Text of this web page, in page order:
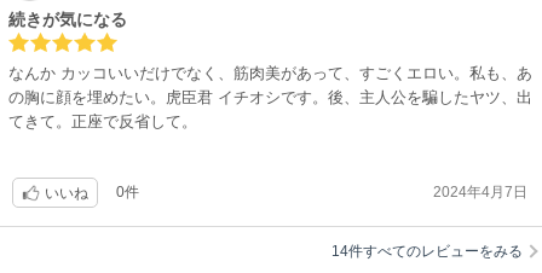
続きが気になる
なんか カッコいいだけでなく、筋肉美があって、すごくエロい。私も、あ
の胸に顔を埋めたい。虎臣君 イチオシです。後、主人公を騙したヤツ、出
てきて。正座で反省して。
いいね 0件 2024年4月7日
14件すべてのレビューをみる